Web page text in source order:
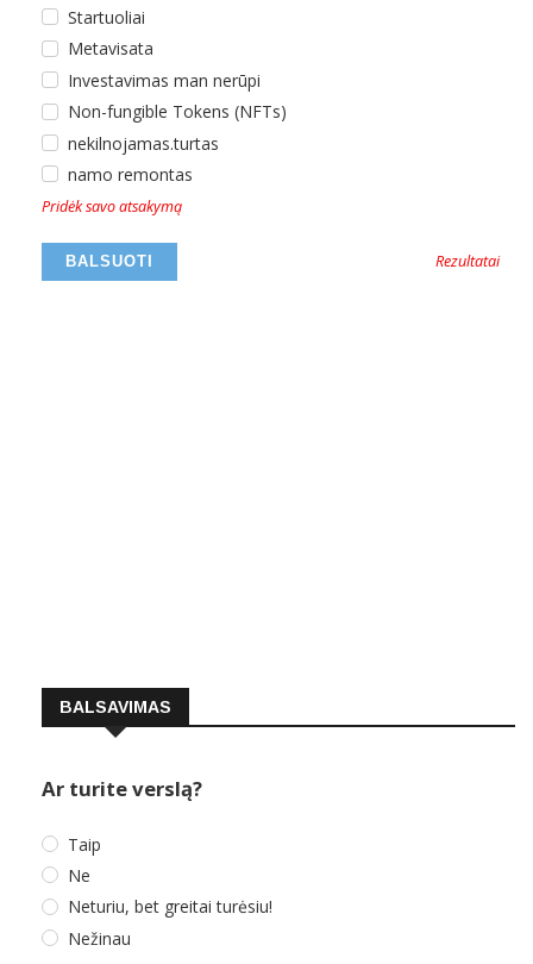
Startuoliai
Metavisata
Investavimas man nerūpi
Non-fungible Tokens (NFTs)
nekilnojamas.turtas
namo remontas
Pridėk savo atsakymą
Rezultatai
BALSAVIMAS
Ar turite verslą?
Taip
Ne
Neturiu, bet greitai turėsiu!
Nežinau